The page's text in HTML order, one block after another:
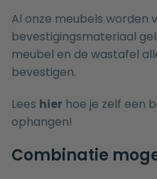
Al onze meubels
bevestigingsmateriaal
meubel en de wastafel
bevestigen.
Lees hier hoe je zelf een
ophangen!
Combinatie